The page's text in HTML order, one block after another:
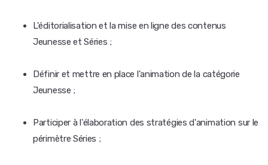
L'éditorialisation et la mise en ligne des contenus
Jeunesse et Séries ;
Définir et mettre en place l'animation de la catégorie
Jeunesse ;
Participer à l'élaboration des stratégies d'animation sur le
périmètre Séries ;